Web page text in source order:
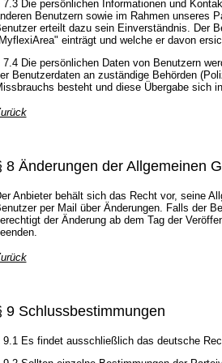
7.3 Die persönlichen Informationen und
Benutzern sowie im Rahmen unseres
erteilt dazu sein Einverständnis. Der
einträgt und welche er davon
7.4 Die persönlichen Daten von Benutzern
Benutzerdaten an zuständige Behörden
besteht und diese Übergabe sich
8 Änderungen der Allgemeinen
Anbieter behält sich das Recht vor, seine
per Mail über Änderungen. Falls der
der Änderung ab dem Tag der
9 Schlussbestimmungen
9.1 Es findet ausschließlich das deutsche